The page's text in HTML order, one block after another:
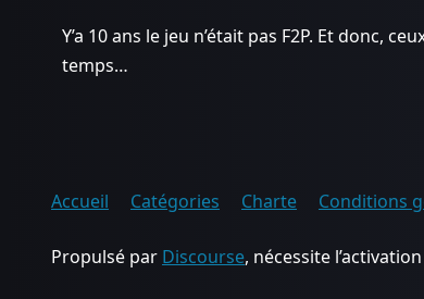
Y’a 10 ans le jeu n’était pas F2P. Et donc,
temps…
Accueil Catégories Charte Conditions
Propulsé par Discourse, nécessite